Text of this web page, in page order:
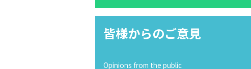
皆様からのご意見
Opinions from the public